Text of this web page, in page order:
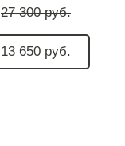
27 300 руб.
13 650 руб.